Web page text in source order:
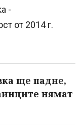
-
от 2014 г.
ще падне,
нямат